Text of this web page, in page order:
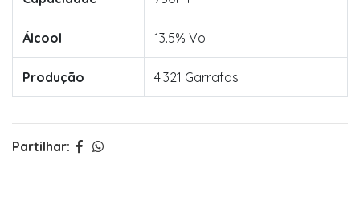
Álcool 13.5% Vol
Produção 4.321 Garrafas
Partilhar: